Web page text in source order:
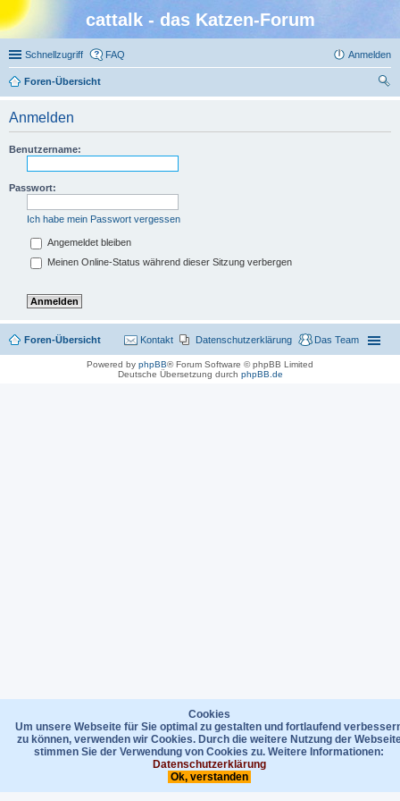
cattalk - das Katzen-Forum
Schnellzugriff FAQ Anmelden
Foren-Übersicht
Anmelden
Benutzername:
Passwort:
Ich habe mein Passwort vergessen
Angemeldet bleiben
Meinen Online-Status während dieser Sitzung verbergen
Cookies
Um unsere Webseite für Sie optimal zu gestalten und fortlaufend
zu können, verwenden wir Cookies. Durch die weitere Nutzung der
stimmen Sie der Verwendung von Cookies zu. Weitere Informationen:
Datenschutzerklärung
Ok, verstanden
Foren-Übersicht Das Team
Datenschutzerklärung
Kontakt
Powered by phpBB® Forum Software © phpBB Limited
Deutsche Übersetzung durch phpBB.de